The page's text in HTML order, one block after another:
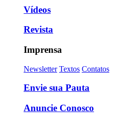
Vídeos
Revista
Imprensa
Newsletter Textos Contatos
Envie sua Pauta
Anuncie Conosco